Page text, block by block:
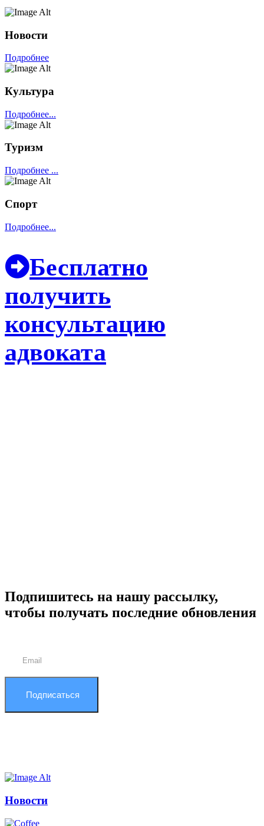
Новости
Подробнее
Культура
Подробнее...
Туризм
Подробнее ...
Спорт
Подробнее...
Бесплатно
получить
консультацию
адвоката
Подпишитесь на нашу рассылку,
чтобы получать последние обновления
Подписаться
Новости